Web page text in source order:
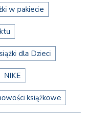
w pakiecie
dla Dzieci
NIKE
książkowe